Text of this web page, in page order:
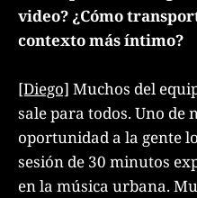
video? ¿Cómo
contexto más íntimo?
[Diego] Muchos del
sale para todos. Uno de
oportunidad a la gente
sesión de 30 minutos
en la música urbana.